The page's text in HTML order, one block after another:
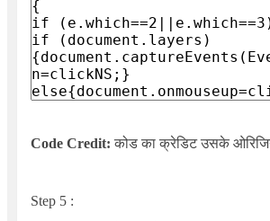
Code Credit: कोड का क्रेडिट उसके
Step 5: